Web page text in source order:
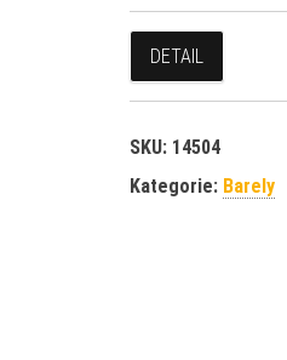
DETAIL
SKU: 14504
Kategorie: Barely